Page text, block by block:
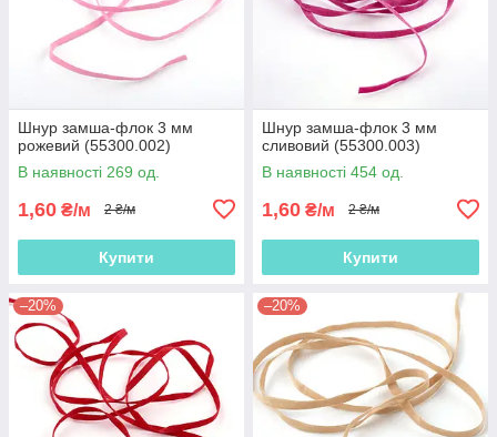
Шнур замша-флок 3 мм
рожевий (55300.002)
В наявності 269 од.
1,60 ₴/м 2 ₴/м
Купити
Шнур замша-флок 3 мм
сливовий (55300.003)
В наявності 454 од.
1,60 ₴/м 2 ₴/м
Купити
–20% –20%